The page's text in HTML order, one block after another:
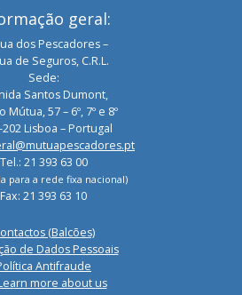
geral:
dos Pescadores –
de Seguros, C.R.L.
Sede:
Santos Dumont,
Mútua, 57 – 6º, 7º e 8º
202 Lisboa – Portugal
Tel.: 21 393 63 00
para a rede fixa nacional)
Fax: 21 393 63 10
(Balcões)
de Dados Pessoais
Antifraude
more about us